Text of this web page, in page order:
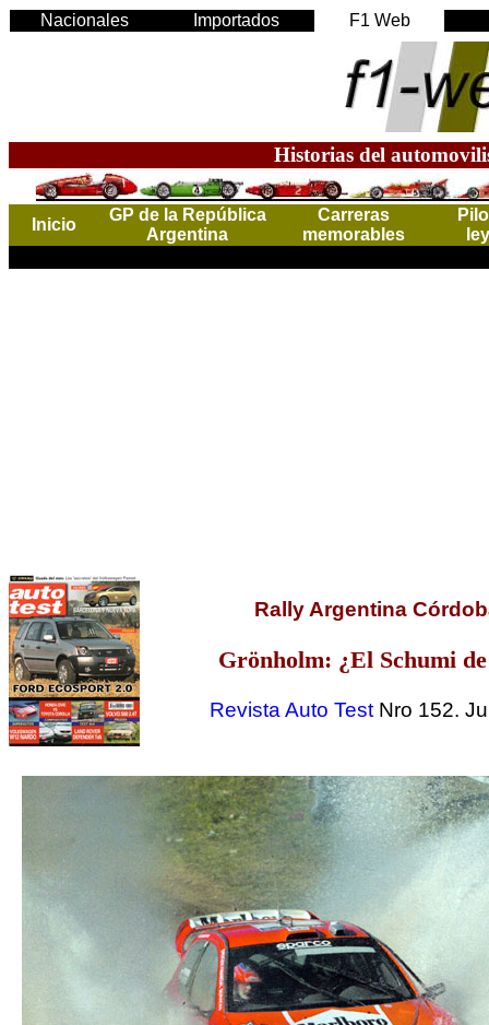
Nacionales Importados F1 Web
Historias del
Inicio
GP de la República
Argentina
Carreras
memorables
Rally Argentina
Grönholm: ¿El Schumi
Revista Auto TestNro 152.